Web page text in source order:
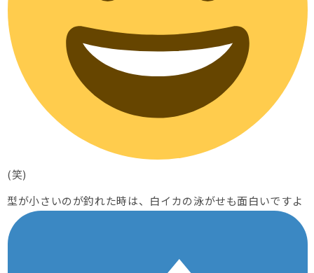
(笑)
型が小さいのが釣れた時は、白イカの泳がせも面白いですよ